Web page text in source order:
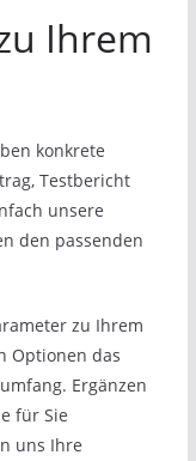
Ihrem
konkrete
Testbericht
unsere
den passenden
zu Ihrem
Optionen das
Ergänzen
für Sie
uns Ihre